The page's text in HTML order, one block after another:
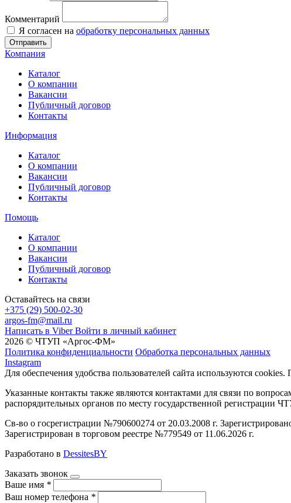
Комментарий
Я согласен на обработку персональных данных
Отправить
Компания
Каталог
О компании
Вакансии
Публичный договор
Контакты
Информация
Каталог
О компании
Вакансии
Публичный договор
Контакты
Помощь
Каталог
О компании
Вакансии
Публичный договор
Контакты
Оставайтесь на связи
+375 (29) 500-02-30
argos-fm@mail.ru
Написать в Viber Войти в личный кабинет
2026 © ЧТУП «Аргос-ФМ»
Политика конфиденциальности Обработка персональных данных
Instagram
Для обеспечения удобства пользователей сайта используются cookies.
Указанные контакты также являются контактами для связи по
распорядительных органов по месту государственной
Св-во о госрегистрации №790600274 от 20.03.2008 г.
Зарегистрирован в торговом реестре №779549 от 11.06.2026 г.
Разработано в DessitesBY
Заказать звонок
Ваше имя *
Ваш номер телефона *